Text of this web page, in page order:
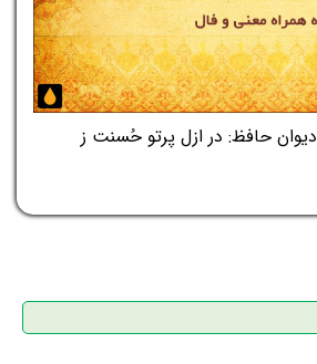
غزل شماره‌ی ۱۵۲ دیوان حافظ: در ازل پرتو حُسنت ز